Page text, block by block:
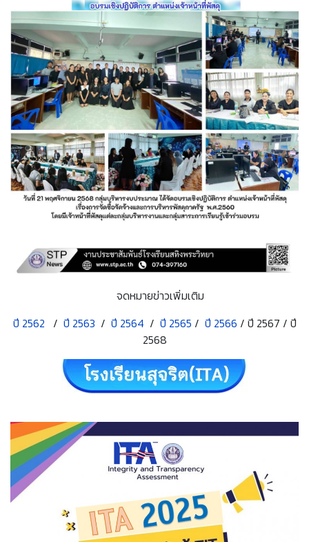
จดหมายข่าวเพิ่มเติม
ปี 2562 / ปี 2563 / ปี 2564 / ปี 2565 / ปี 2566 / ปี 2567 / ปี
2568